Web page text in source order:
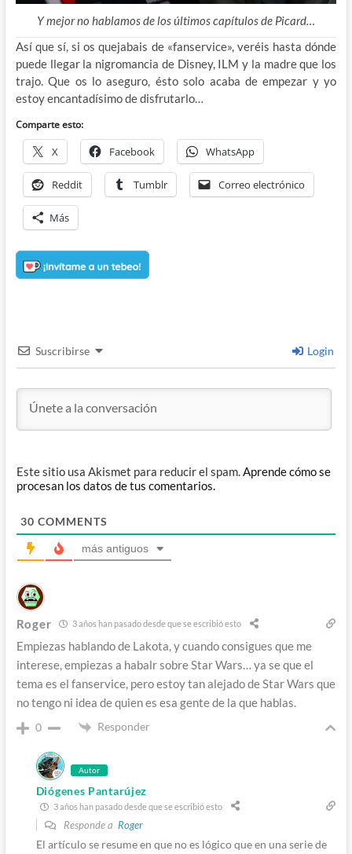
Y mejor no hablamos de los últimos capítulos de Picard…
Así que sí, si os quejabais de «fanservice», veréis hasta dónde
puede llegar la nigromancia de Disney, ILM y la madre que los
trajo. Que os lo aseguro, ésto solo acaba de empezar y yo
estoy encantadísimo de disfrutarlo…
Comparte esto:
X Facebook WhatsApp
Reddit Tumblr Correo electrónico
Más
Suscribirse Login
Este sitio usa Akismet para reducir el spam.Aprende cómo se
procesan los datos de tus comentarios.
30 COMMENTS
más antiguos
Roger 3 años han pasado desde que se escribió esto
Empiezas hablando de Lakota, y cuando consigues que me
interese, empiezas a habalr sobre Star Wars… ya se que el
tema es el fanservice, pero estoy tan alejado de Star Wars que
no tengo ni idea de quien es esa gente de la que hablas.
0 Responder
Autor
Diógenes Pantarújez
3 años han pasado desde que se escribió esto
Responde a Roger
El artículo se resume en que no es lógico que en una serie de